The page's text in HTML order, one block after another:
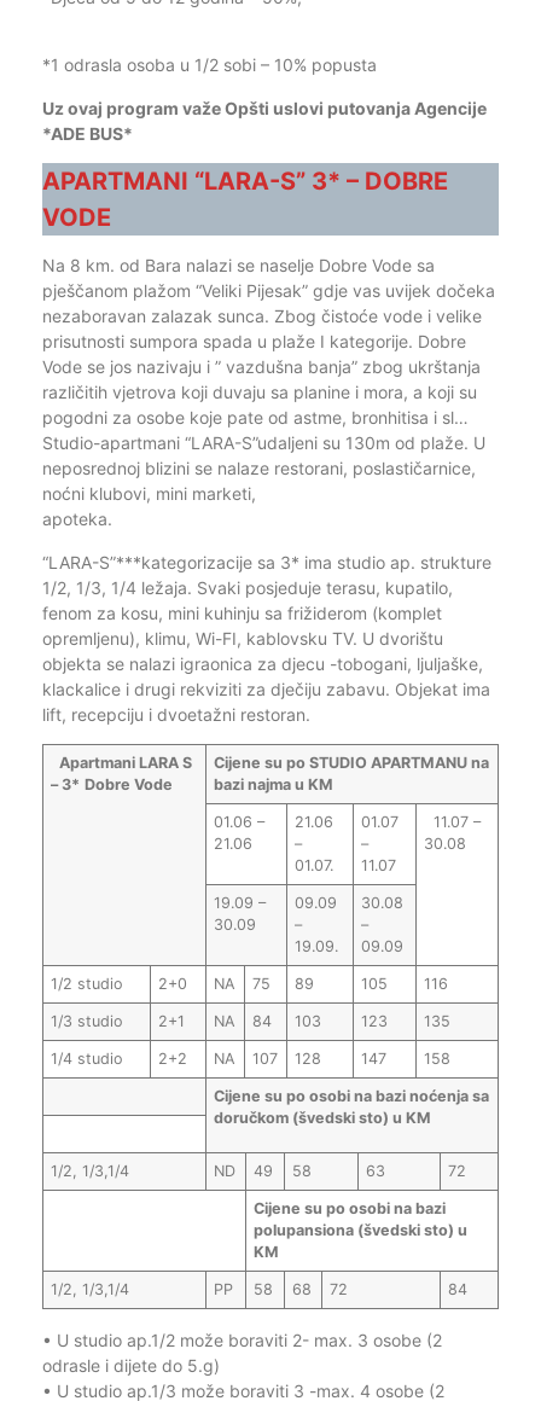
*1 odrasla osoba u 1/2 sobi – 10% popusta
Uz ovaj program važe Opšti uslovi putovanja Agencije
*ADE BUS*
APARTMANI “LARA-S” 3* – DOBRE
VODE
Na 8 km. od Bara nalazi se naselje Dobre Vode sa
pješčanom plažom “Veliki Pijesak” gdje vas uvijek dočeka
nezaboravan zalazak sunca. Zbog čistoće vode i velike
prisutnosti sumpora spada u plaže I kategorije. Dobre
Vode se jos nazivaju i ” vazdušna banja” zbog ukrštanja
različitih vjetrova koji duvaju sa planine i mora, a koji su
pogodni za osobe koje pate od astme, bronhitisa i sl…
Studio-apartmani “LARA-S”udaljeni su 130m od plaže. U
neposrednoj blizini se nalaze restorani, poslastičarnice,
noćni klubovi, mini marketi,
apoteka.
“LARA-S”***kategorizacije sa 3* ima studio ap. strukture
1/2, 1/3, 1/4 ležaja. Svaki posjeduje terasu, kupatilo,
fenom za kosu, mini kuhinju sa frižiderom (komplet
opremljenu), klimu, Wi-FI, kablovsku TV. U dvorištu
objekta se nalazi igraonica za djecu -tobogani, ljuljaške,
klackalice i drugi rekviziti za dječiju zabavu. Objekat ima
lift, recepciju i dvoetažni restoran.
Apartmani LARA S
– 3* Dobre Vode
Cijene su po STUDIO APARTMANU na
bazi najma u KM
01.06 –
21.06
21.06
–
01.07.
01.07
–
11.07
11.07 –
30.08
19.09 –
30.09
09.09
–
19.09.
30.08
–
09.09
1/2 studio 2+0 NA 75 89 105 116
1/3 studio 2+1 NA 84 103 123 135
1/4 studio 2+2 NA 107 128 147 158
Cijene su po osobi na bazi noćenja sa
doručkom (švedski sto) u KM
1/2, 1/3,1/4 ND 49 58 63 72
Cijene su po osobi na bazi
polupansiona (švedski sto) u
KM
1/2, 1/3,1/4 PP 58 68 72 84
• U studio ap.1/2 može boraviti 2- max. 3 osobe (2
odrasle i dijete do 5.g)
• U studio ap.1/3 može boraviti 3 -max. 4 osobe (2